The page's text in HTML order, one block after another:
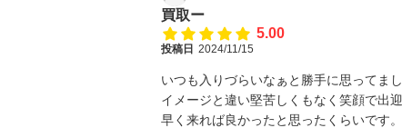
買取ー
5.00
投稿日 2024/11/15
いつも入りづらいなぁと勝手に思ってま
イメージと違い堅苦しくもなく笑顔で出
早く来れば良かったと思ったくらいです。